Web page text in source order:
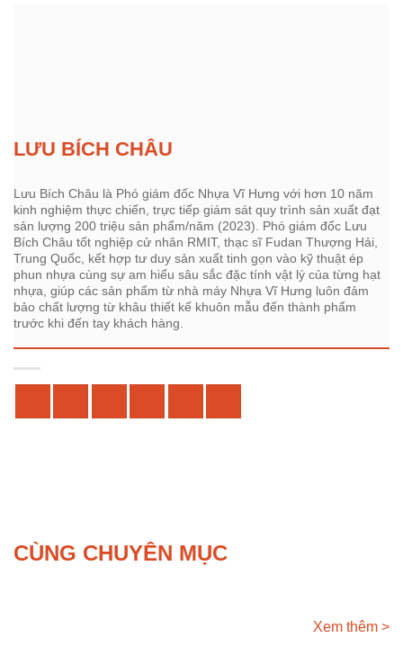
LƯU BÍCH CHÂU
Lưu Bích Châu là Phó giám đốc Nhựa Vĩ Hưng với hơn 10 năm
kinh nghiệm thực chiến, trực tiếp giám sát quy trình sản xuất đạt
sản lượng 200 triệu sản phẩm/năm (2023). Phó giám đốc Lưu
Bích Châu tốt nghiệp cử nhân RMIT, thạc sĩ Fudan Thượng Hải,
Trung Quốc, kết hợp tư duy sản xuất tinh gọn vào kỹ thuật ép
phun nhựa cùng sự am hiểu sâu sắc đặc tính vật lý của từng hạt
nhựa, giúp các sản phẩm từ nhà máy Nhựa Vĩ Hưng luôn đảm
bảo chất lượng từ khâu thiết kế khuôn mẫu đến thành phẩm
trước khi đến tay khách hàng.
CÙNG CHUYÊN MỤC
Xem thêm >